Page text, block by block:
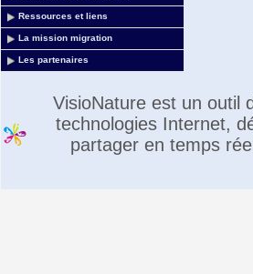
Ressources et liens
La mission migration
Les partenaires
VisioNature est un outil
technologies Internet,
partager en temps